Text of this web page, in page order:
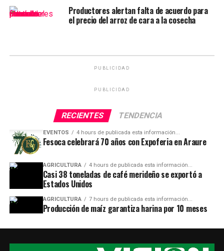
Productores alertan falta de acuerdo para
el precio del arroz de cara a la cosecha
PUBLICIDAD
PUBLICIDAD
RECIENTES TENDENCIA
EVENTOS 4 hours de publicada esta información...
Fesoca celebrará 70 años con Expoferia en Araure
AGRICULTURA 4 hours de publicada esta información...
Casi 38 toneladas de café merideño se exportó a
Estados Unidos
AGRICULTURA 7 hours de publicada esta información...
Producción de maíz garantiza harina por 10 meses